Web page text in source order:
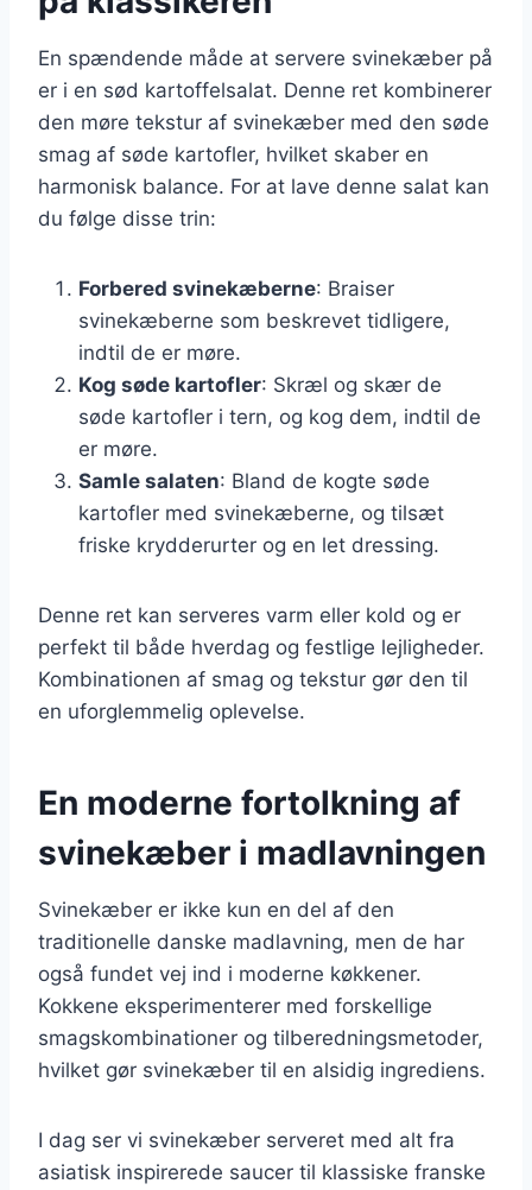
En spændende måde at servere svinekæber på
er i en sød kartoffelsalat. Denne ret kombinerer
den møre tekstur af svinekæber med den søde
smag af søde kartofler, hvilket skaber en
harmonisk balance. For at lave denne salat kan
du følge disse trin:
Forbered svinekæberne: Braiser
svinekæberne som beskrevet tidligere,
indtil de er møre.
Kog søde kartofler: Skræl og skær de
søde kartofler i tern, og kog dem, indtil de
er møre.
Samle salaten: Bland de kogte søde
kartofler med svinekæberne, og tilsæt
friske krydderurter og en let dressing.
Denne ret kan serveres varm eller kold og er
perfekt til både hverdag og festlige lejligheder.
Kombinationen af smag og tekstur gør den til
en uforglemmelig oplevelse.
En moderne fortolkning af
svinekæber i madlavningen
Svinekæber er ikke kun en del af den
traditionelle danske madlavning, men de har
også fundet vej ind i moderne køkkener.
Kokkene eksperimenterer med forskellige
smagskombinationer og tilberedningsmetoder,
hvilket gør svinekæber til en alsidig ingrediens.
I dag ser vi svinekæber serveret med alt fra
asiatisk inspirerede saucer til klassiske franske